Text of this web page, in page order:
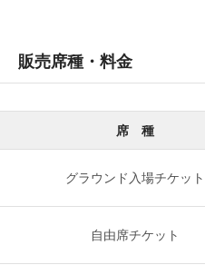
販売席種・料金
席 種
グラウンド入場チケット
自由席チケット